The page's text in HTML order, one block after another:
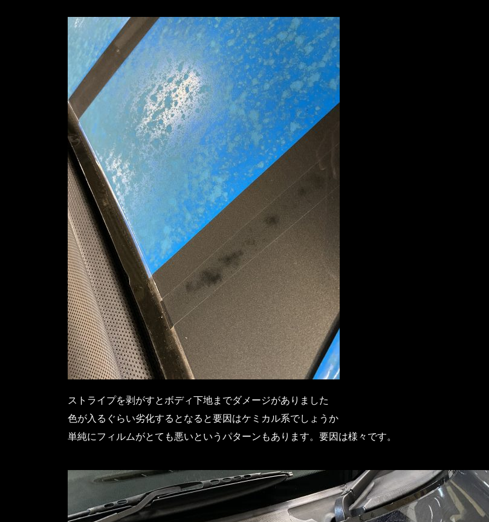
ストライプを剥がすとボディ下地までダメージがありました
色が入るぐらい劣化するとなると要因はケミカル系でしょうか
単純にフィルムがとても悪いというパターンもあります。要因は様々です。